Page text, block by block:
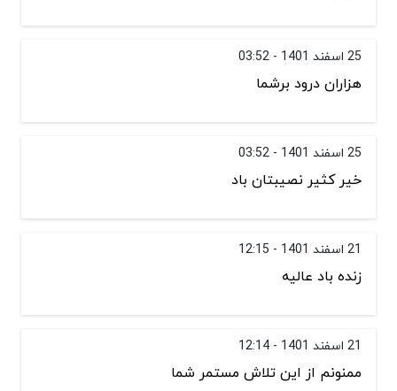
25 اسفند 1401 - 03:52
هزاران درود برشما
25 اسفند 1401 - 03:52
خیر کثیر نصیبتان باد
21 اسفند 1401 - 12:15
زنده باد عالیه
21 اسفند 1401 - 12:14
ممنونم از این تلاش مستمر شما